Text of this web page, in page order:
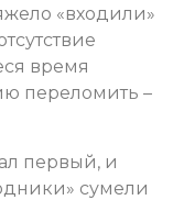
«входили»
время
переломить –
первый, и
сумели